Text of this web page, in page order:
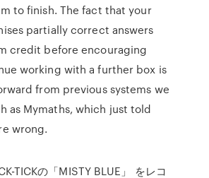
to finish. The fact that your
partially correct answers
credit before encouraging
working with a further box is
from previous systems we
as Mymaths, which just told
wrong.
TICKの「MISTY BLUE」 をレコ